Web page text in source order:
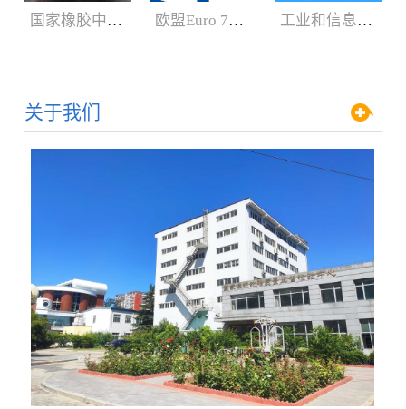
国家橡胶中心2023年轮胎剖析研讨会3月召开 欧盟Euro 7新法规增加汽车轮胎新内容 工业和信息化部：公开征求对《轿车轮胎》等8项强制性国家标准（征求意见稿）的意见
关于我们